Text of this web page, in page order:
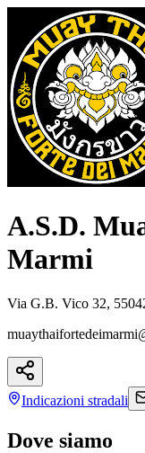
A.S.D.
Marmi
Via G.B. Vico 32,
Indicazioni stradali
Dove siamo